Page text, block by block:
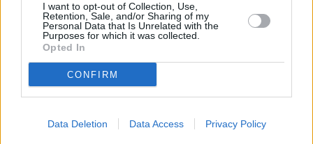
I want to opt-out of Collection, Use,
Retention, Sale, and/or Sharing of my
Personal Data that Is Unrelated with the
Purposes for which it was collected.
Opted In
CONFIRM
Data Deletion Data Access Privacy Policy
Lo más leído
Arrecife publica
el listado
adjudicación de